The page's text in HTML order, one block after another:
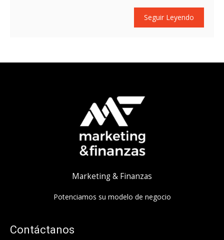
Seguir Leyendo
Marketing & Finanzas
Potenciamos su modelo de negocio
Contáctanos